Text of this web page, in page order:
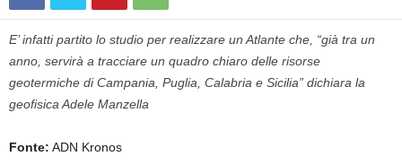
E’ infatti partito lo studio per realizzare un Atlante che, “già tra un
anno, servirà a tracciare un quadro chiaro delle risorse
geotermiche di Campania, Puglia, Calabria e Sicilia” dichiara la
geofisica Adele Manzella
Fonte: ADN Kronos